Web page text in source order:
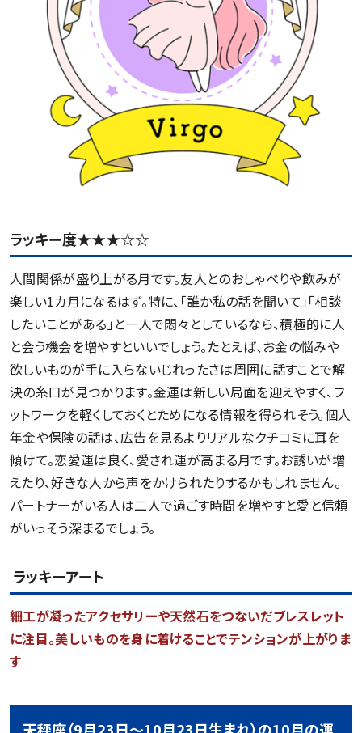
ラッキー度★★★☆☆
人間関係が盛り上がる月です。友人とのおしゃべりや飲みが
楽しい1カ月になるはず。特に、「誰か私の話を聞いて」「相談
したいことがある」と一人で悶々としているなら、積極的に人
と会う機会を増やすといいでしょう。たとえば、お金の悩みや
欲しいものが手に入らないじれったさは周囲に話すことで解
決の糸口が見つかります。金運は新しい局面を迎えやすく、フ
ットワークを軽くしておくとためになる情報を得られそう。個人
年金や保険の話は、広告を見るよりリアルなクチコミに耳を
傾けて。恋愛運は良く、愛され運が高まる月です。お誘いが増
えたり、好きな人から声をかけられたりするかもしれません。
パートナーがいる人は二人で過ごす時間を増やすと愛と信頼
がいっそう深まるでしょう。
ラッキーアート
細工が凝ったアクセサリーや天然石をつないだブレスレット
に注目。美しいものを身に着けることでテンションが上がりま
す
天秤座（9月23日～10月23日生まれ）の10月の運